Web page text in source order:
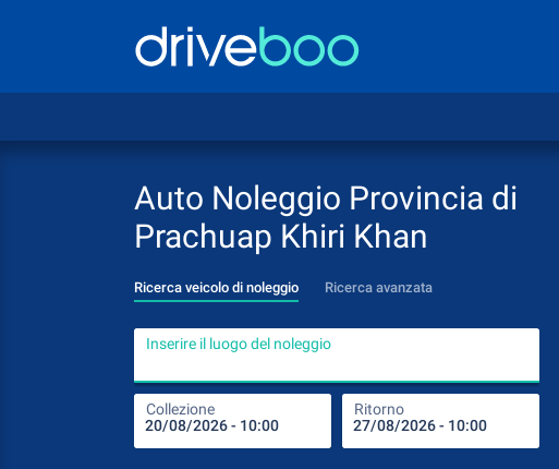
Auto Noleggio Provincia di
Prachuap Khiri Khan
Ricerca veicolo di noleggio Ricerca avanzata
Inserire il luogo del noleggio
Collezione Ritorno